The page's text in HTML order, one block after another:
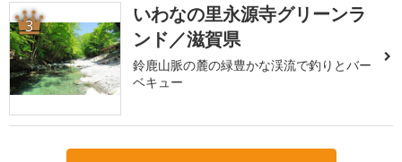
3
いわなの里永源寺グリーンラ
ンド／滋賀県
鈴鹿山脈の麓の緑豊かな渓流で釣りとバー
ベキュー